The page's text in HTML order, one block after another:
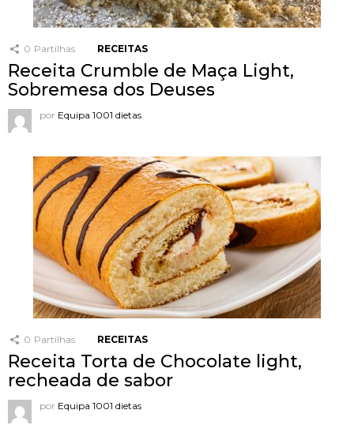
0 Partilhas RECEITAS
Receita Crumble de Maça Light,
Sobremesa dos Deuses
por Equipa 1001 dietas
0 Partilhas RECEITAS
Receita Torta de Chocolate light,
recheada de sabor
por Equipa 1001 dietas